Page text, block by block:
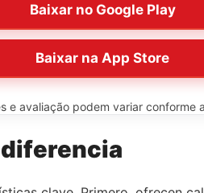
Baixar no Google Play
Baixar na App Store
e avaliação podem variar conforme